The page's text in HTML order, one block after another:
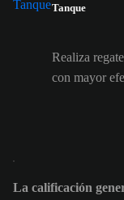
Tanque
Realiza
con mayor
La calificación